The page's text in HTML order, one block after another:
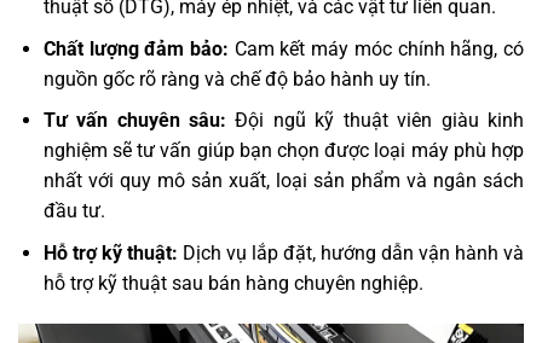
thuật số (DTG), máy ép nhiệt, và các vật tư liên quan.
Chất lượng đảm bảo: Cam kết máy móc chính hãng, có
nguồn gốc rõ ràng và chế độ bảo hành uy tín.
Tư vấn chuyên sâu: Đội ngũ kỹ thuật viên giàu kinh
nghiệm sẽ tư vấn giúp bạn chọn được loại máy phù hợp
nhất với quy mô sản xuất, loại sản phẩm và ngân sách
đầu tư.
Hỗ trợ kỹ thuật: Dịch vụ lắp đặt, hướng dẫn vận hành và
hỗ trợ kỹ thuật sau bán hàng chuyên nghiệp.